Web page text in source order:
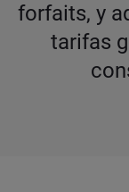
forfaits, y
tarifas